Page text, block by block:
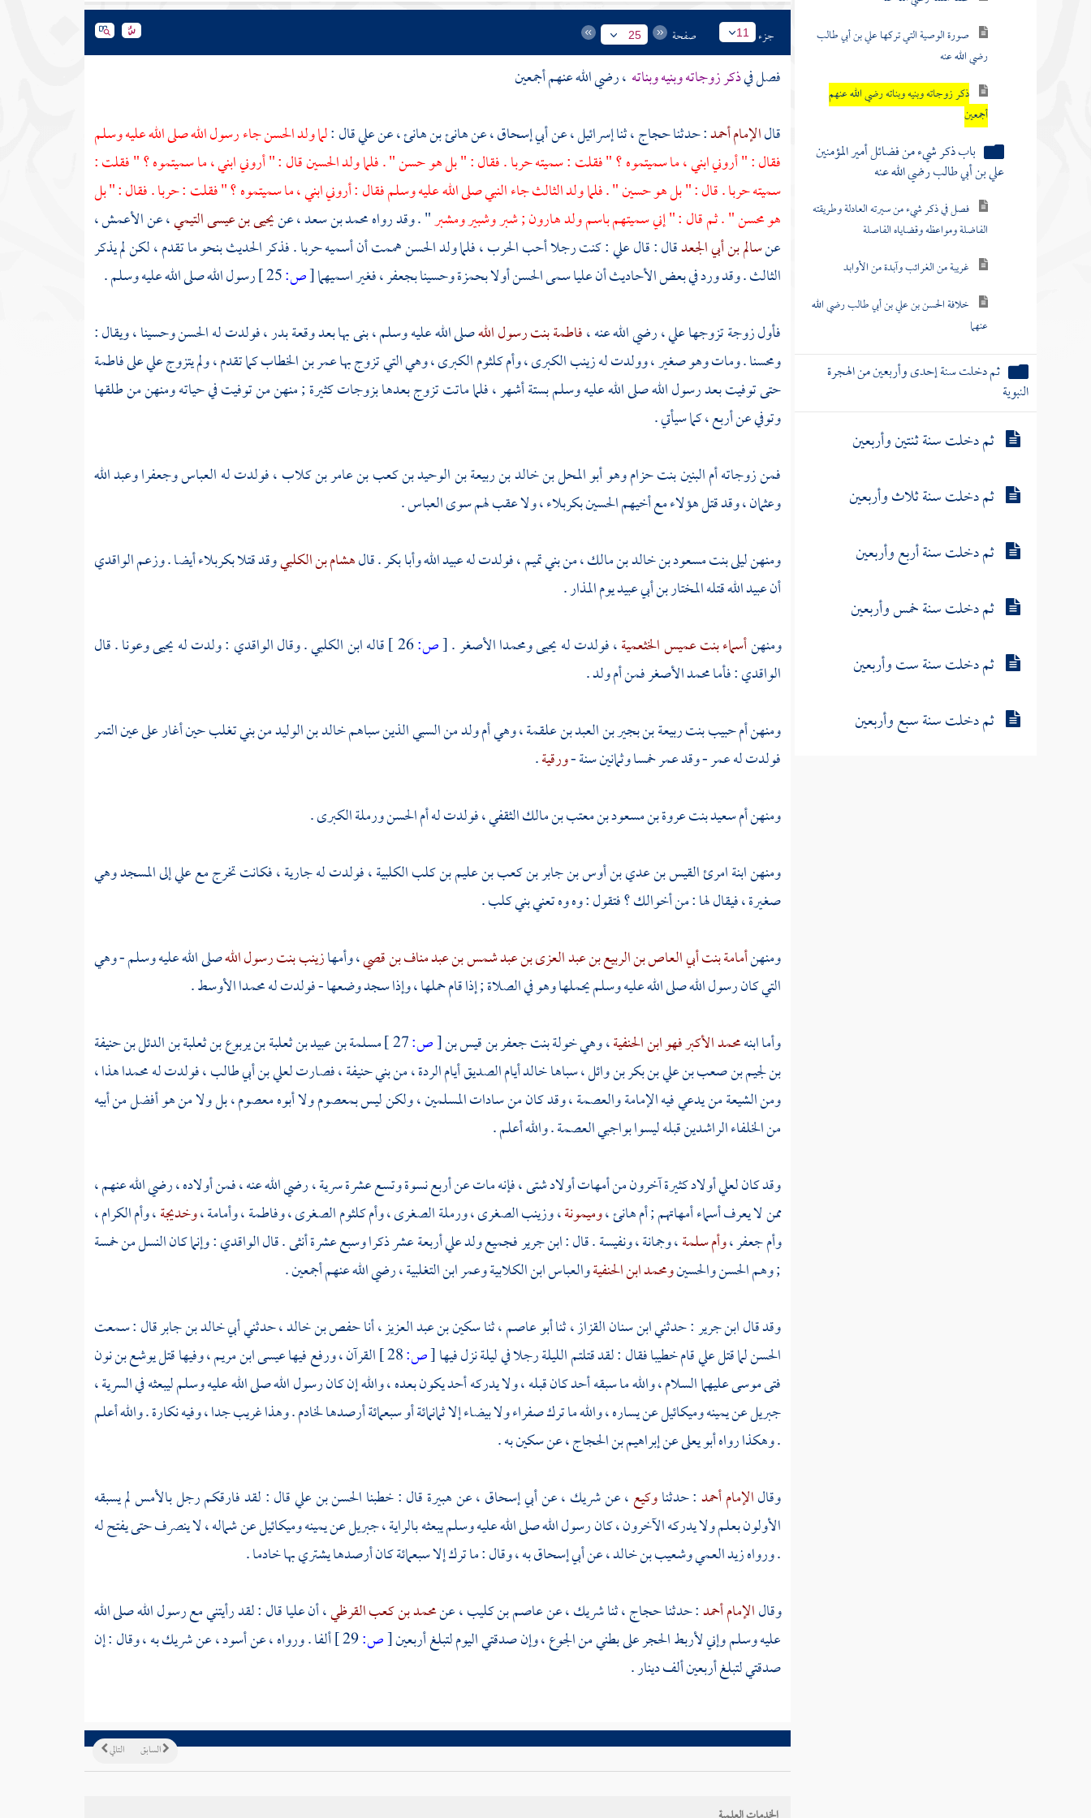
صورة الوصية التي تركها علي بن أبي طالب
رضي الله عنه
ذكر زوجاته وبنيه وبناته رضي الله عنهم
أجمعين
باب ذكر شيء من فضائل أمير المؤمنين
علي بن أبي طالب رضي الله عنه
فصل في ذكر شيء من سيرته العادلة وطريقته
الفاضلة ومواعظه وقضاياه الفاصلة
غريبة من الغرائب وآبدة من الأوابد
خلافة الحسن بن علي بن أبي طالب رضي الله
عنهما
ثم دخلت سنة إحدى وأربعين من الهجرة
النبوية
ثم دخلت سنة ثنتين وأربعين
ثم دخلت سنة ثلاث وأربعين
ثم دخلت سنة أربع وأربعين
ثم دخلت سنة خمس وأربعين
ثم دخلت سنة ست وأربعين
ثم دخلت سنة سبع وأربعين
جزء 11 صفحة 25
فصل فيذكر زوجاته وبنيه وبناته ، رضي الله عنهم أجمعين
قالالإمام أحمد: حدثناحجاج، ثناإسرائيل، عنأبي إسحاق، عنهانئ بن هانئ، عنعليقال :لما ولدالحسنجاء رسول الله صلى الله عليه وسلم
فقال : " أروني ابني ، ما سميتموه ؟ " فقلت : سميتهحربا. فقال : " بل هوحسن" . فلما ولدالحسينقال : " أروني ابني ، ما سميتموه ؟ " فقلت :
سميتهحربا. قال : " بل هوحسين" . فلما ولد الثالث جاء النبي صلى الله عليه وسلم فقال : أروني ابني ، ما سميتموه ؟ " فقلت : حربا . فقال : " بل
هومحسن" . ثم قال : " إني سميتهم باسم ولدهارون;شبروشبيرومشبر" . وقد رواهمحمد بن سعد، عنيحيى بن عيسى التيمي، عنالأعمش،
عنسالم بن أبي الجعدقال : قالعلي: كنت رجلا أحب الحرب ، فلما ولدالحسنهممت أن أسميهحربا. فذكر الحديث بنحو ما تقدم ، لكن لم يذكر
الثالث . وقد ورد في بعض الأحاديث أنعلياسمىالحسنأولابحمزةوحسينابجعفر، فغير اسميهما[ص:
رسول الله صلى الله عليه وسلم .
فأول زوجة تزوجهاعلي، رضي الله عنه ،فاطمة بنت رسول اللهصلى الله عليه وسلم ، بنى بها بعد وقعةبدر، فولدت لهالحسنوحسينا، ويقال :
ومحسنا. ومات وهو صغير ، وولدت لهزينب الكبرى،وأم كلثوم الكبرى، وهي التي تزوج بهاعمر بن الخطابكما تقدم ، ولم يتزوجعليعلىفاطمة
حتى توفيت بعد رسول الله صلى الله عليه وسلم بستة أشهر ، فلما ماتت تزوج بعدها بزوجات كثيرة ; منهن من توفيت في حياته ومنهن من طلقها
وتوفي عن أربع ، كما سيأتي .
فمن زوجاتهأم البنين بنت حزاموهوأبو المحل بن خالد بن ربيعة بن الوحيد بن كعب بن عامر بن كلاب، فولدت لهالعباسوجعفراوعبد الله
وعثمان، وقد قتل هؤلاء مع أخيهمالحسينبكربلاء، ولا عقب لهم سوىالعباس.
ومنهنليلى بنت مسعود بن خالد بن مالك، منبني تميم، فولدت لهعبيد اللهوأبا بكر. قالهشام بن الكلبيوقد قتلابكربلاءأيضا . وزعمالواقدي
أنعبيد اللهقتلهالمختار بن أبي عبيديومالمذار.
ومنهنأسماء بنت عميس الخثعمية، فولدت لهيحيىومحمدا الأصغر.
[ص:26 ] قالهابن الكلبي. وقالالواقدي : ولدت لهيحيىوعونا. قال
الواقدي: فأمامحمد الأصغرفمن أم ولد .
ومنهنأم حبيب بنت ربيعة بن بجير بن العبد بن علقمة، وهي أم ولد من السبي الذين سباهمخالد بن الوليدمنبني تغلبحين أغار علىعين التمر
فولدت لهعمر- وقد عمر خمسا وثمانين سنة -ورقية.
ومنهنأم سعيد بنت عروة بن مسعود بن معتب بن مالك الثقفي، فولدت لهأم الحسنورملة الكبرى.
ومنهن ابنةامرئ القيس بن عدي بن أوس بن جابر بن كعب بن عليم بن كلب الكلبية، فولدت له جارية ، فكانت تخرج مععليإلى المسجد وهي
صغيرة ، فيقال لها : من أخوالك ؟ فتقول : وه وه تعنيبني كلب.
ومنهنأمامة بنت أبي العاص بن الربيع بن عبد العزى بن عبد شمس بن عبد مناف بن قصي، وأمهازينب بنت رسول اللهصلى الله عليه وسلم - وهي
التي كان رسول الله صلى الله عليه وسلم يحملها وهو في الصلاة ; إذا قام حملها ، وإذا سجد وضعها - فولدت لهمحمدا الأوسط.
وأما ابنهمحمد الأكبر فهو ابن الحنفية، وهيخولة بنت جعفر بن قيس بن[ص:
مسلمة بن عبيد بن ثعلبة بن يربوع بن ثعلبة بن الدئل بن حنيفة
بن لجيم بن صعب بن علي بن بكر بن وائل، سباهاخالدأيامالصديقأيام الردة ، منبني حنيفة، فصارتلعلي بن أبي طالب، فولدت لهمحمداهذا ،
ومنالشيعةمن يدعي فيه الإمامة والعصمة ، وقد كان من سادات المسلمين ، ولكن ليس بمعصوم ولا أبوه معصوم ، بل ولا من هو أفضل من أبيه
من الخلفاء الراشدين قبله ليسوا بواجبي العصمة . والله أعلم .
وقد كانلعليأولاد كثيرة آخرون من أمهات أولاد شتى ، فإنه مات عن أربع نسوة وتسع عشرة سرية ، رضي الله عنه ، فمن أولاده ، رضي الله عنهم ،
ممن لا يعرف أسماء أمهاتهم ;أم هانئ،وميمونة،وزينب الصغرى،ورملة الصغرى،وأم كلثوم الصغرى،وفاطمة،وأمامة،وخديجة،وأم الكرام،
وأم جعفر،وأم سلمة،وجمانة،ونفيسة. قال :ابن جريرفجميع ولد علي أربعة عشر ذكرا وسبع عشرة أنثى . قالالواقدي: وإنما كان النسل من خمسة
; وهمالحسنوالحسينومحمد ابن الحنفيةوالعباس ابن الكلابيةوعمر ابن التغلبية، رضي الله عنهم أجمعين .
وقد قالابن جرير: حدثنيابن سنان القزاز، ثناأبو عاصم، ثناسكين بن عبد العزيز، أناحفص بن خالد، حدثنيأبي خالد بن جابرقال : سمعت
الحسنلما قتلعليقام خطيبا فقال : لقد قتلتم الليلة رجلا في ليلة نزل فيها[ص: القرآن ، ورفع فيهاعيسى ابن مريم، وفيها قتليوشع بن نون
فتىموسىعليهما السلام ، والله ما سبقه أحد كان قبله ، ولا يدركه أحد يكون بعده ، والله إن كان رسول الله صلى الله عليه وسلم ليبعثه في السرية ،
جبريلعن يمينهوميكائيلعن يساره ، والله ما ترك صفراء ولا بيضاء إلا ثمانمائة أو سبعمائة أرصدها لخادم . وهذا غريب جدا ، وفيه نكارة . والله أعلم
. وهكذا رواهأبو يعلىعنإبراهيم بن الحجاج، عنسكينبه .
وقالالإمام أحمد: حدثناوكيع، عنشريك، عنأبي إسحاق، عنهبيرةقال : خطبناالحسن بن عليقال : لقد فارقكم رجل بالأمس لم يسبقه
الأولون بعلم ولا يدركه الآخرون ، كان رسول الله صلى الله عليه وسلم يبعثه بالراية ،جبريلعن يمينهوميكائيلعن شماله ، لا ينصرف حتى يفتح له
. ورواهزيد العميوشعيب بن خالد، عنأبي إسحاقبه ، وقال : ما ترك إلا سبعمائة كان أرصدها يشتري بها خادما .
وقالالإمام أحمد: حدثناحجاج، ثناشريك، عنعاصم بن كليب، عنمحمد بن كعب القرظي، أنعلياقال : لقد رأيتني مع رسول الله صلى الله
عليه وسلم وإني لأربط الحجر على بطني من الجوع ، وإن صدقتي اليوم لتبلغ أربعين[ص: ألفا . ورواه ، عنأسود، عنشريكبه ، وقال : إن
صدقتي لتبلغ أربعين ألف دينار .
التالي السابق